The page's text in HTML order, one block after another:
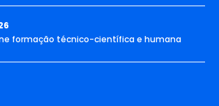
formação técnico-científica e humana